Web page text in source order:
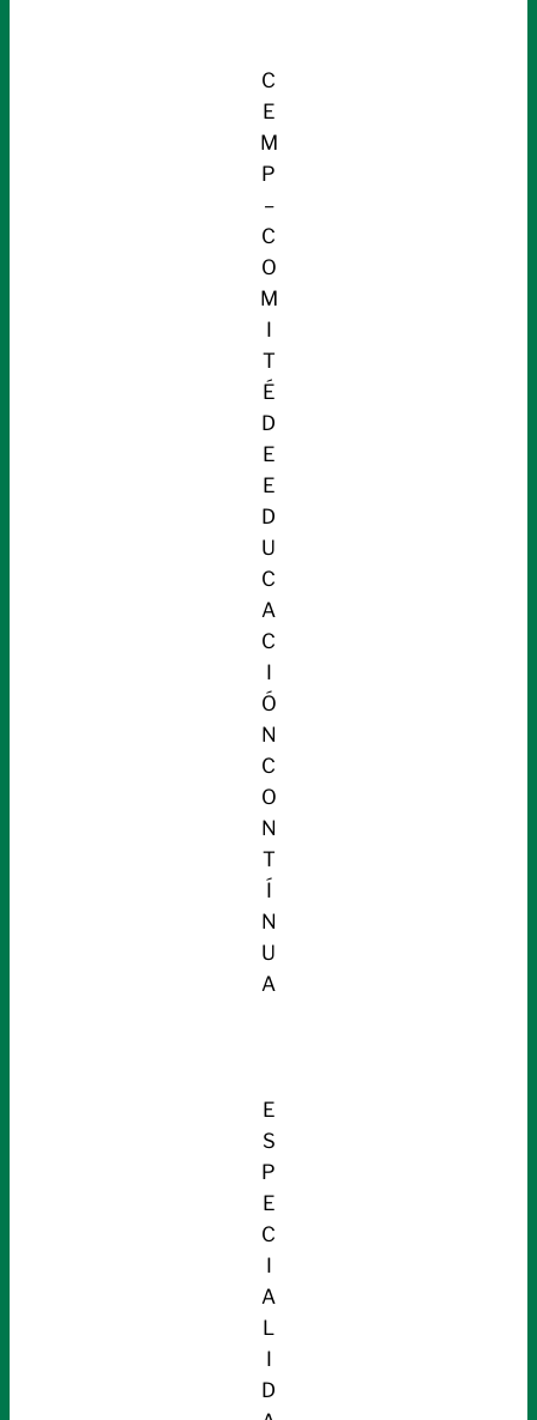
C
E
M
P
–
C
O
M
I
T
É
D
E
E
D
U
C
A
C
I
Ó
N
C
O
N
T
Í
N
U
A
E
S
P
E
C
I
A
L
I
D